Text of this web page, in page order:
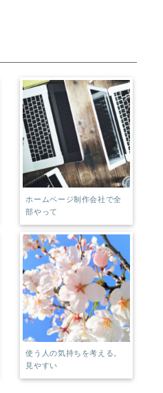
ホームページ制作会社で全
部やって
使う人の気持ちを考える。
見やすい